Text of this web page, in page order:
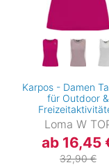
Karpos - Damen
für Outdoor &
Loma W
ab 16,45
32,90 €